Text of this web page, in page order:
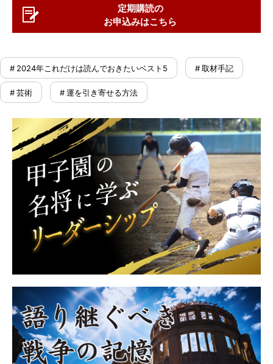
定期購読の
お申込みはこちら
# 2024年これだけは読んでおきたいベスト5 # 取材手記
# 芸術 # 運を引き寄せる方法